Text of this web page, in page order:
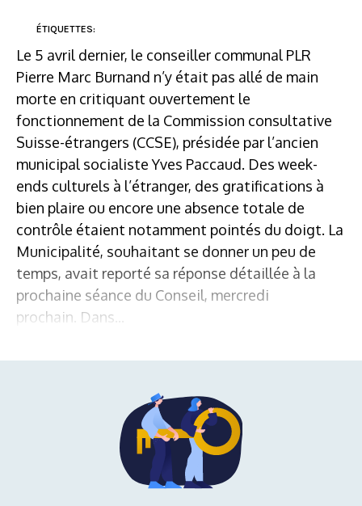
ÉTIQUETTES:
Le 5 avril dernier, le conseiller communal PLR
Pierre Marc Burnand n’y était pas allé de main
morte en critiquant ouvertement le
fonctionnement de la Commission consultative
Suisse-étrangers (CCSE), présidée par l’ancien
municipal socialiste Yves Paccaud. Des week-
ends culturels à l’étranger, des gratifications à
bien plaire ou encore une absence totale de
contrôle étaient notamment pointés du doigt. La
Municipalité, souhaitant se donner un peu de
temps, avait reporté sa réponse détaillée à la
prochaine séance du Conseil, mercredi
prochain. Dans...